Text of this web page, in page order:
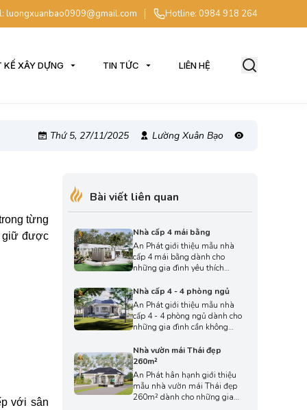
luongxuanbao0909@gmail.com Hotline: 0984 918 264
KẾ XÂY DỰNG TIN TỨC LIÊN HỆ
Thứ 5, 27/11/2025 Lường Xuân Bạo
từng
giữ được
với sân
Bài viết liên quan
Nhà cấp 4 mái bằng
An Phát giới thiệu mẫu nhà
cấp 4 mái bằng dành cho
những gia đình yêu thích
và tối ưu công năng. Thiết kế
chú trọng đường nét vuông
vức, hình khối rõ ràng và sự
tiện dụng trong từng không
gian, mang đến một lựa chọn
phù hợp với nhịp sống năng
động ngày nay.
Nhà cấp 4 - 4 phòng ngủ
An Phát giới thiệu mẫu nhà
cấp 4 - 4 phòng ngủ dành cho
những gia đình cần không
nghi và gọn gàng trên một
mặt sàn. Thiết kế hướng đến
sự thoáng mở và tinh giản,
giúp ngôi nhà luôn sáng sủa,
mát mẻ và dễ dàng kết nối với
cảnh quan xung quanh.
Nhà vườn mái Thái đẹp
260m²
An Phát hân hạnh giới thiệu
mẫu nhà vườn mái Thái đẹp
260m² dành cho những gia